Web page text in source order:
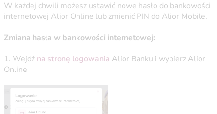
W każdej chwili możesz ustawić nowe hasło do bankowości
internetowej Alior Online lub zmienić PIN do Alior Mobile.
Zmiana hasła w bankowości internetowej:
1. Wejdź na stronę logowania Alior Banku i wybierz Alior
Online